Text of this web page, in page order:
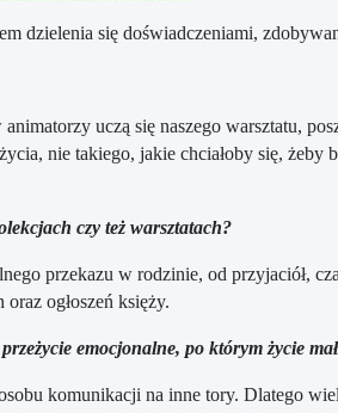
dzielenia się doświadczeniami,
uczą się naszego warsztatu,
nie takiego, jakie chciałoby się, żeby
czy też warsztatach?
przekazu w rodzinie, od przyjaciół,
ogłoszeń księży.
emocjonalne, po którym życie
komunikacji na inne tory. Dlatego